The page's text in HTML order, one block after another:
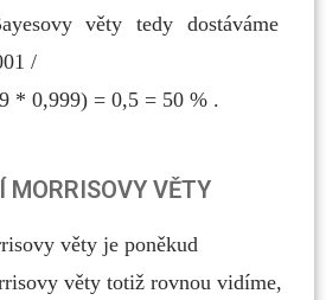
věty tedy dostáváme
/
* 0,999) = 0,5 = 50 % .
MORRISOVY VĚTY
věty je poněkud
věty totiž rovnou vidíme,